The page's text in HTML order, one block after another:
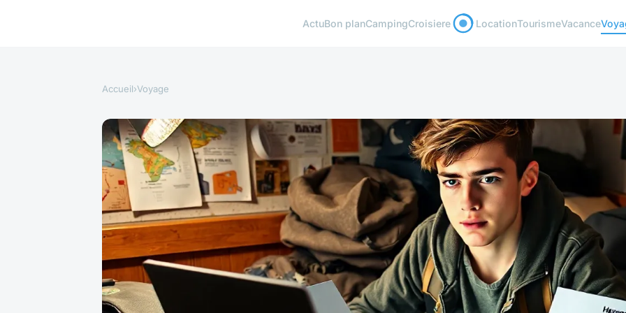
ActuBon planCampingCroisiere LocationTourismeVacance
Accueil›Voyage